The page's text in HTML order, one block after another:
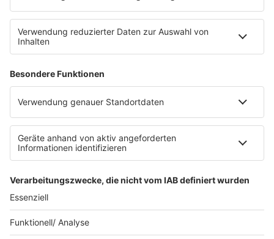
Datenschutz Facebook & Instagram
Datenschutzeinstellungen
Clubbedingungen
Werbung schalten
Waffel-Werbepartner
80s80s.de
90s90s.de
Schlagerplanetradio.com
1deutsch.de
WEIHNACHTSMUSIK.FM